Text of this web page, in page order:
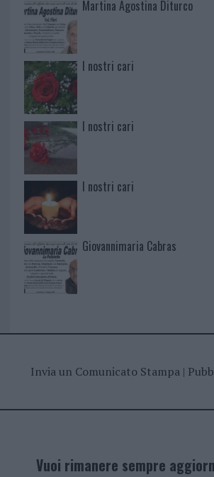
Martina Agostina Diturco
I nostri cari
I nostri cari
I nostri cari
Giovannimaria Cabras
Invia un Comunicato Stampa|
Vuoi rimanere sempre